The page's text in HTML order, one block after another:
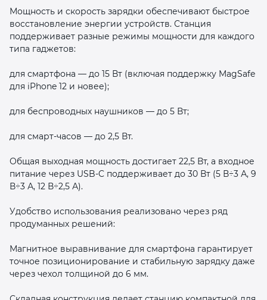
Мощность и скорость зарядки обеспечивают быстрое
восстановление энергии устройств. Станция
поддерживает разные режимы мощности для каждого
типа гаджетов:
для смартфона — до 15 Вт (включая поддержку MagSafe
для iPhone 12 и новее);
для беспроводных наушников — до 5 Вт;
для смарт‑часов — до 2,5 Вт.
Общая выходная мощность достигает 22,5 Вт, а входное
питание через USB‑C поддерживает до 30 Вт (5 В÷3 А, 9
В÷3 А, 12 В÷2,5 А).
Удобство использования реализовано через ряд
продуманных решений:
Магнитное выравнивание для смартфона гарантирует
точное позиционирование и стабильную зарядку даже
через чехол толщиной до 6 мм.